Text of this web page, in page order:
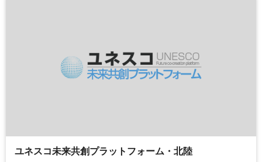
ユネスコ未来共創プラットフォーム・北陸